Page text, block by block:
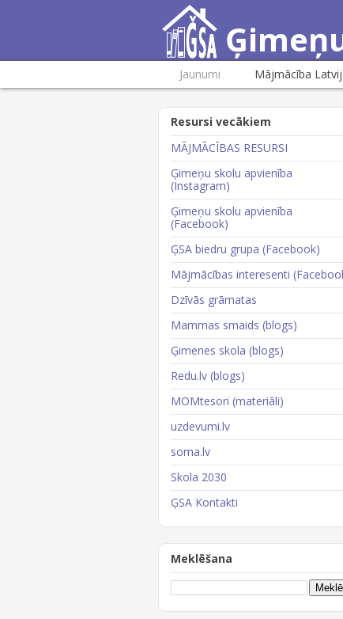
Jaunumi Mājmācība
Resursi vecākiem
MĀJMĀCĪBAS RESURSI
Ģimeņu skolu apvienība
(Instagram)
Ģimeņu skolu apvienība
(Facebook)
ĢSA biedru grupa (Facebook)
Mājmācības interesenti
Dzīvās grāmatas
Mammas smaids (blogs)
Ģimenes skola (blogs)
Redu.lv (blogs)
MOMtesori (materiāli)
uzdevumi.lv
soma.lv
Skola 2030
ĢSA Kontakti
Meklēšana